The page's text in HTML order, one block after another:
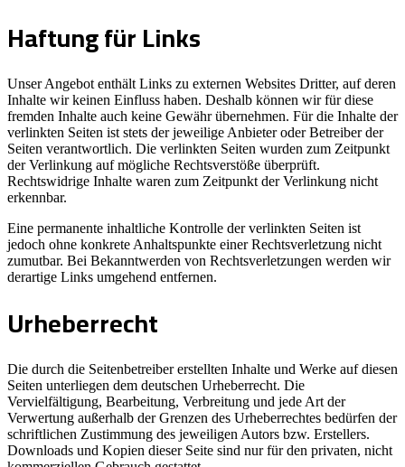
Haftung für Links
Unser Angebot enthält Links zu externen Websites Dritter, auf deren
Inhalte wir keinen Einfluss haben. Deshalb können wir für diese
fremden Inhalte auch keine Gewähr übernehmen. Für die Inhalte der
verlinkten Seiten ist stets der jeweilige Anbieter oder Betreiber der
Seiten verantwortlich. Die verlinkten Seiten wurden zum Zeitpunkt
der Verlinkung auf mögliche Rechtsverstöße überprüft.
Rechtswidrige Inhalte waren zum Zeitpunkt der Verlinkung nicht
erkennbar.
Eine permanente inhaltliche Kontrolle der verlinkten Seiten ist
jedoch ohne konkrete Anhaltspunkte einer Rechtsverletzung nicht
zumutbar. Bei Bekanntwerden von Rechtsverletzungen werden wir
derartige Links umgehend entfernen.
Urheberrecht
Die durch die Seitenbetreiber erstellten Inhalte und Werke auf diesen
Seiten unterliegen dem deutschen Urheberrecht. Die
Vervielfältigung, Bearbeitung, Verbreitung und jede Art der
Verwertung außerhalb der Grenzen des Urheberrechtes bedürfen der
schriftlichen Zustimmung des jeweiligen Autors bzw. Erstellers.
Downloads und Kopien dieser Seite sind nur für den privaten, nicht